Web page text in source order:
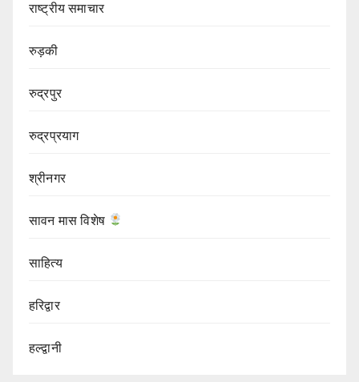
राष्ट्रीय समाचार
रुड़की
रुद्रपुर
रुद्रप्रयाग
श्रीनगर
सावन मास विशेष
साहित्य
हरिद्वार
हल्द्वानी